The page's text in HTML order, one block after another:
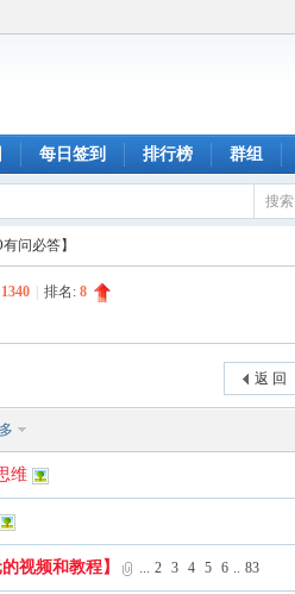
每日签到 排行榜 群组
搜索
有问必答】
1340 排名: 8
返 回
维
视频和教程】 ... 2 3 4 5 6 .. 83